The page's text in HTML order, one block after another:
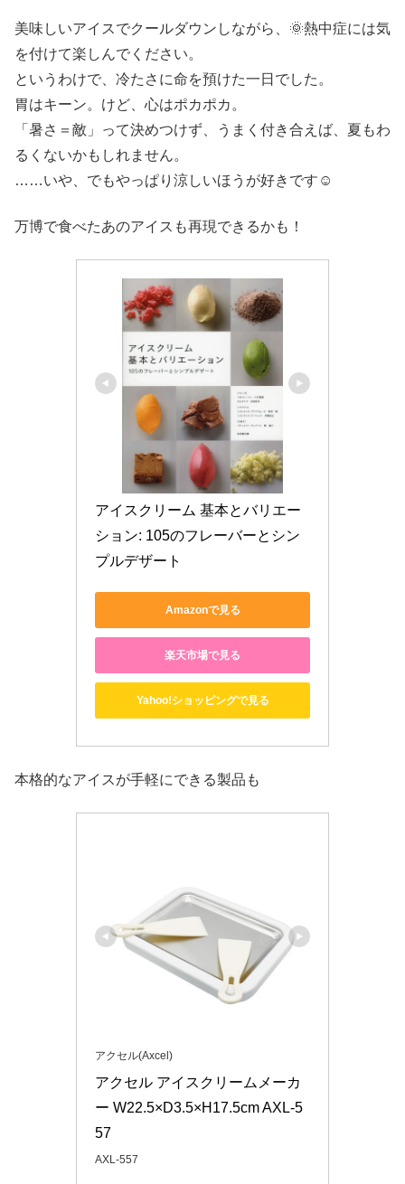
美味しいアイスでクールダウンしながら、🌞熱中症には気
を付けて楽しんでください。
というわけで、冷たさに命を預けた一日でした。
胃はキーン。けど、心はポカポカ。
「暑さ＝敵」って決めつけず、うまく付き合えば、夏もわ
るくないかもしれません。
……いや、でもやっぱり涼しいほうが好きです☺
万博で食べたあのアイスも再現できるかも！
アイスクリーム 基本とバリエー
ション: 105のフレーバーとシン
プルデザート
Amazonで見る
楽天市場で見る
Yahoo!ショッピングで見る
本格的なアイスが手軽にできる製品も
アクセル(Axcel)
アクセル アイスクリームメーカ
ー W22.5×D3.5×H17.5cm AXL-5
57
AXL-557